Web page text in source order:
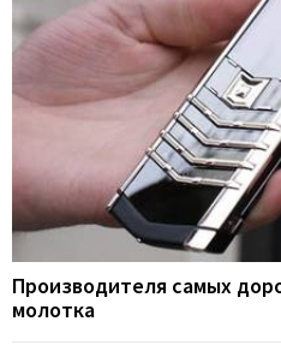
Производителя самых
молотка